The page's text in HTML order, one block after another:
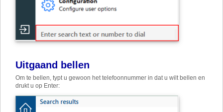
Uitgaand bellen
Om te bellen, typt u gewoon het telefoonnummer in dat u wilt bellen en
drukt u op Enter: